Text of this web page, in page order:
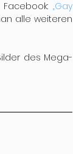
„Gay
alle weiteren
des Mega-